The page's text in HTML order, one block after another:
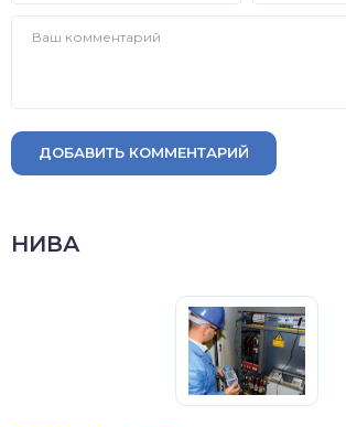
ДОБАВИТЬ КОММЕНТАРИЙ
НИВА